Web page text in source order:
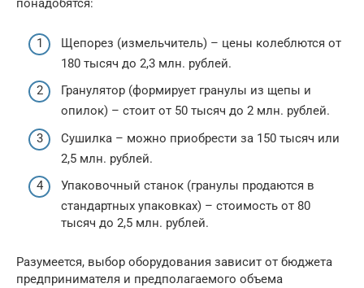
понадобятся:
Щепорез (измельчитель) – цены колеблются от
180 тысяч до 2,3 млн. рублей.
Гранулятор (формирует гранулы из щепы и
опилок) – стоит от 50 тысяч до 2 млн. рублей.
Сушилка – можно приобрести за 150 тысяч или
2,5 млн. рублей.
Упаковочный станок (гранулы продаются в
стандартных упаковках) – стоимость от 80
тысяч до 2,5 млн. рублей.
Разумеется, выбор оборудования зависит от бюджета
предпринимателя и предполагаемого объема